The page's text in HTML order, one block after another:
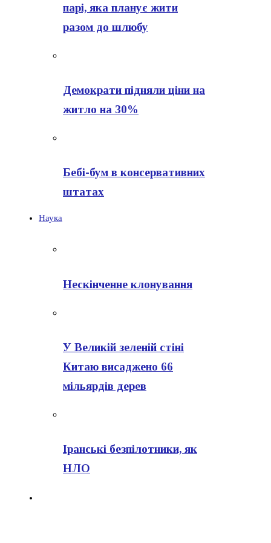
парі, яка планує жити
разом до шлюбу
Демократи підняли ціни на
житло на 30%
Бебі-бум в консервативних
штатах
Наука
Нескінченне клонування
У Великій зеленій стіні
Китаю висаджено 66
мільярдів дерев
Іранські безпілотники, як
НЛО